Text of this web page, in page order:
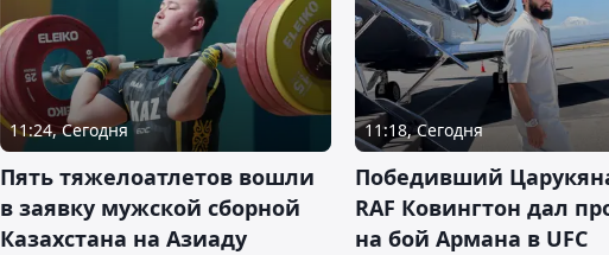
11:24, Сегодня
Пять тяжелоатлетов вошли
в заявку мужской сборной
Казахстана на Азиаду
11:18, Сегодня
Победивший
RAF Ковингтон дал
на бой Армана в UFC